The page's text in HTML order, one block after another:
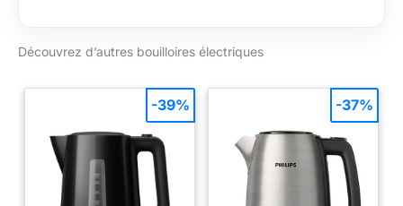
Filtre Anti Calcaire:
Notre bouilloire inox
économisant ainsi du
temps et de l'énergie.
Bouilloire retro
dispose également
d'un filtre intégré qui
Découvrez d’autres bouilloires électriques
-39% -37%